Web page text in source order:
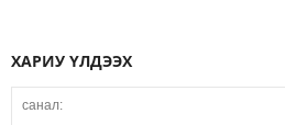
ХАРИУ ҮЛДЭЭХ